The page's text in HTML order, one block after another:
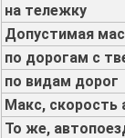
на тележку
Допустимая
по дорогам с
по видам дорог
Макс, скорость
То же,